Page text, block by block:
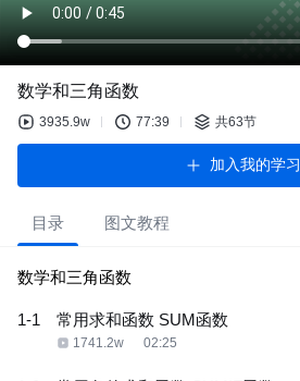
数学和三角函数
3935.9w 77:39 共63节
加入我的学习
目录 图文教程
数学和三角函数
1-1 常用求和函数 SUM函数
1741.2w 02:25